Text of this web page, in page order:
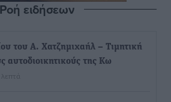
Ροή ειδήσεων
του Α. Χατζημιχαήλ – Τιμητική
αυτοδιοικητικούς της Κω